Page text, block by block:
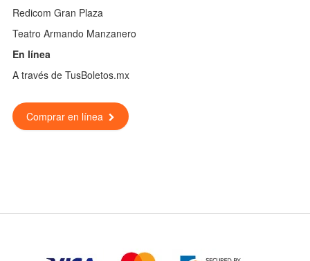
Redicom Gran Plaza
Teatro Armando Manzanero
En línea
A través de TusBoletos.mx
Comprar en línea